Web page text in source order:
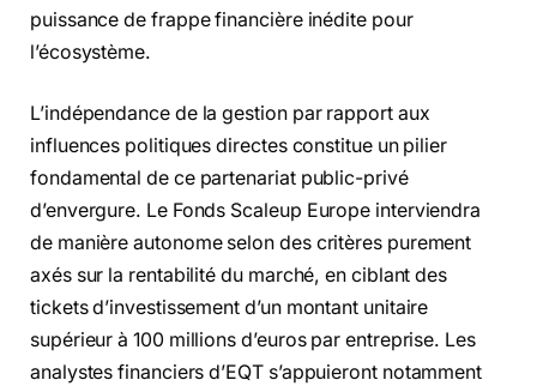
puissance de frappe financière inédite pour
l’écosystème.
L’indépendance de la gestion par rapport aux
influences politiques directes constitue un pilier
fondamental de ce partenariat public-privé
d’envergure. Le Fonds Scaleup Europe interviendra
de manière autonome selon des critères purement
axés sur la rentabilité du marché, en ciblant des
tickets d’investissement d’un montant unitaire
supérieur à 100 millions d’euros par entreprise. Les
analystes financiers d’EQT s’appuieront notamment